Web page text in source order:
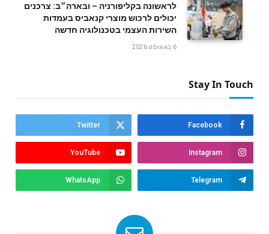
לראשונה בקליפורניה – ובארה״ב: צרכנים
יכולים לרכוש מוצרי קנאביס בעמדות
השירות העצמי בטכנולוגיה חדשה
6 באוגוסט 2026
Stay In Touch
Facebook
Twitter
Instagram
YouTube
Telegram
WhatsApp